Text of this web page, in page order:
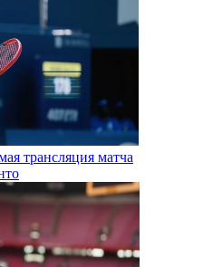
трансляция матча